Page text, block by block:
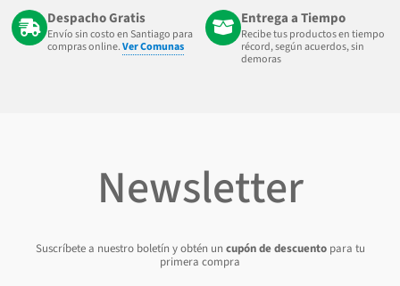
Despacho Gratis
Envío sin costo en Santiago para
compras online.Ver Comunas
Entrega a Tiempo
Recibe tus productos en tiempo
récord, según acuerdos, sin
demoras
Newsletter
Suscríbete a nuestro boletín y obtén un cupón de descuentopara tu
primera compra